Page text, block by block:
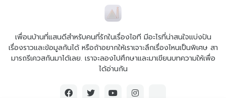
เพื่อนบ้านที่แสนดีสำหรับคนที่รักในเรื่องไอที มีอะไรที่น่าสนใจแบ่งปัน
เรื่องราวและข้อมูลกันได้ หรือถ้าอยากให้เราเจาะลึกเรื่องไหนเป็นพิเศษ สา
มารถรีเควสกันมาได้เลย. เราจะลองไปศึกษาและมาเขียนบทความให้เพื่อ
ได้อ่านกัน